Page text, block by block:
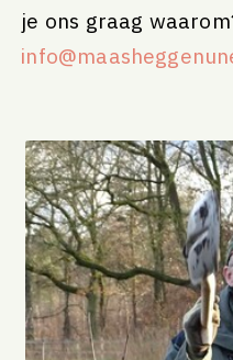
je ons graag